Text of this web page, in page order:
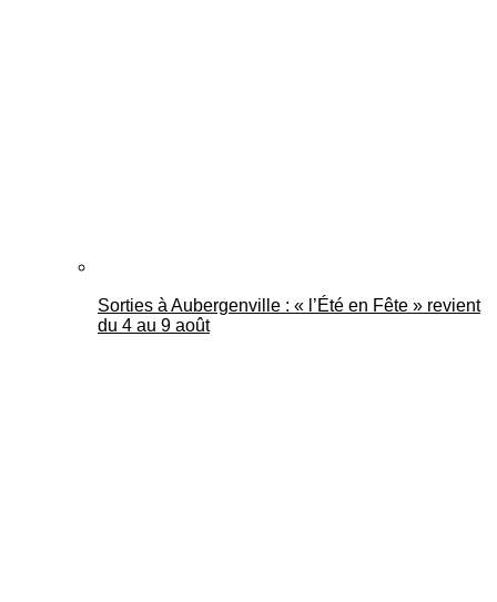
Sorties à Aubergenville : « l’Été en Fête » revient
du 4 au 9 août